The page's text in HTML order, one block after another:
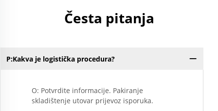
Česta pitanja
P:Kakva je logistička procedura?
O: Potvrdite informacije. Pakiranje
skladištenje utovar prijevoz isporuka.